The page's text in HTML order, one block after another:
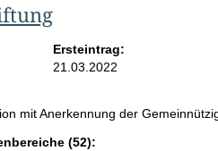
Ersteintrag:
21.03.2022
mit Anerkennung der
(52):